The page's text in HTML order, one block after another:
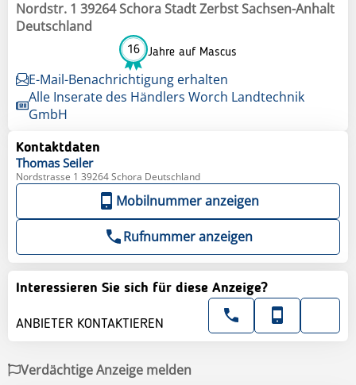
Nordstr. 1 39264 Schora Stadt Zerbst Sachsen-Anhalt
Deutschland
16 Jahre auf Mascus
E-Mail-Benachrichtigung erhalten
Alle Inserate des Händlers Worch Landtechnik
GmbH
Kontaktdaten
Thomas Seiler
Nordstrasse 1 39264 Schora Deutschland
Mobilnummer anzeigen
Rufnummer anzeigen
Interessieren Sie sich für diese Anzeige?
ANBIETER KONTAKTIEREN
Verdächtige Anzeige melden